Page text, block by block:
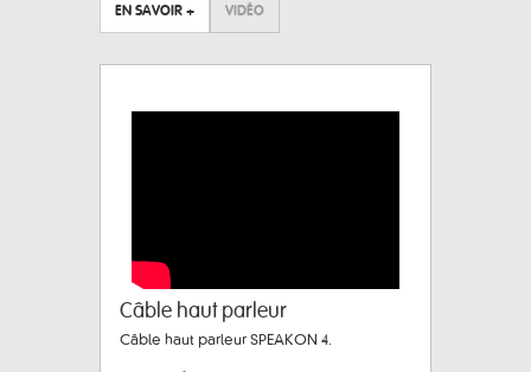
EN SAVOIR + VIDÉO
Câble haut parleur
Câble haut parleur SPEAKON 4.